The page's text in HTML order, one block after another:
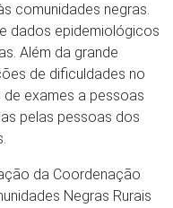
comunidades negras.
dados epidemiológicos
Além da grande
de dificuldades no
exames a pessoas
pelas pessoas dos
da Coordenação
Negras Rurais